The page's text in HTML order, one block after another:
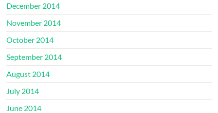
December 2014
November 2014
October 2014
September 2014
August 2014
July 2014
June 2014